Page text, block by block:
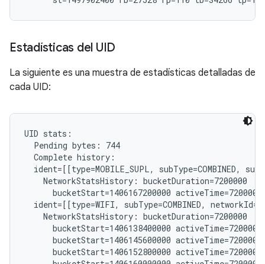
Estadísticas del UID
La siguiente es una muestra de estadísticas detalladas de
cada UID:
UID stats:
  Pending bytes: 744
  Complete history:
ident=[[type=MOBILE_SUPL, subType=COMBINED,
    NetworkStatsHistory: bucketDuration=7200000
bucketStart=1406167200000
ident=[[type=WIFI, subType=COMBINED,
    NetworkStatsHistory: bucketDuration=7200000
bucketStart=1406138400000
bucketStart=1406145600000
bucketStart=1406152800000